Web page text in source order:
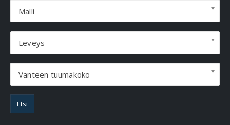
Malli
Leveys
Vanteen tuumakoko
Etsi